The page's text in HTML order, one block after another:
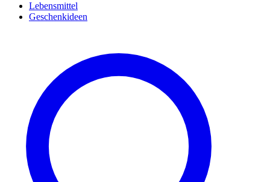
Lebensmittel
Geschenkideen